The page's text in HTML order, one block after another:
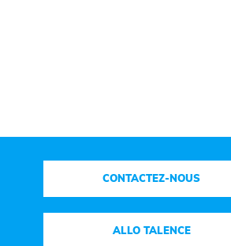
CONTACTEZ-NOUS
ALLO TALENCE